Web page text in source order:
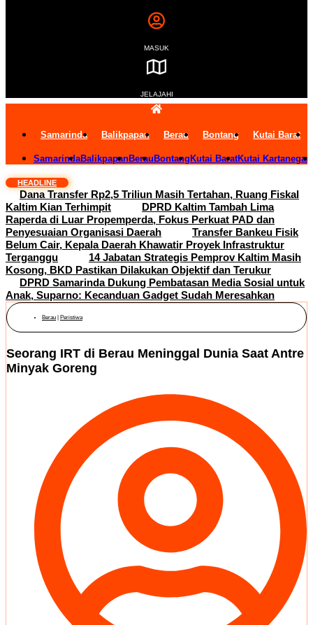
MASUK
JELAJAHI
Samarinda Balikpapan Berau Bontang Kutai Barat
SamarindaBalikpapanBerau Bontang Kutai BaratKutai
HEADLINE
Dana Transfer Rp2,5 Triliun Masih Tertahan, Ruang Fiskal
Kaltim Kian Terhimpit
DPRD Kaltim Tambah Lima
Raperda di Luar Propemperda, Fokus Perkuat PAD dan
Penyesuaian Organisasi Daerah
Transfer Bankeu Fisik
Belum Cair, Kepala Daerah Khawatir Proyek Infrastruktur
Terganggu
14 Jabatan Strategis Pemprov Kaltim Masih
Kosong, BKD Pastikan Dilakukan Objektif dan Terukur
DPRD Samarinda Dukung Pembatasan Media Sosial untuk
Anak, Suparno: Kecanduan Gadget Sudah Meresahkan
Berau Peristiwa
Seorang IRT di Berau Meninggal Dunia Saat Antre
Minyak Goreng